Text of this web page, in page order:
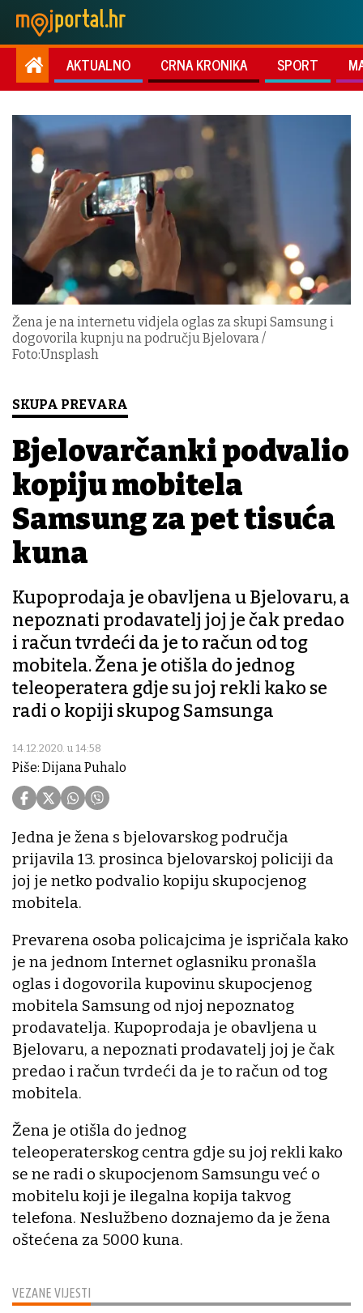
AKTUALNO CRNA KRONIKA SPORT
Žena je na internetu vidjela oglas za skupi Samsung i
dogovorila kupnju na području Bjelovara /
Foto:Unsplash
SKUPA PREVARA
Bjelovarčanki podvalio
kopiju mobitela
Samsung za pet tisuća
kuna
Kupoprodaja je obavljena u Bjelovaru, a
nepoznati prodavatelj joj je čak predao
i račun tvrdeći da je to račun od tog
mobitela. Žena je otišla do jednog
teleoperatera gdje su joj rekli kako se
radi o kopiji skupog Samsunga
14.12.2020. u 14:58
Piše: Dijana Puhalo
VEZANE VIJESTI
Jedna je žena s bjelovarskog područja
prijavila 13. prosinca bjelovarskoj policiji da
joj je netko podvalio kopiju skupocjenog
mobitela.
Prevarena osoba policajcima je ispričala kako
je na jednom Internet oglasniku pronašla
oglas i dogovorila kupovinu skupocjenog
mobitela Samsung od njoj nepoznatog
prodavatelja. Kupoprodaja je obavljena u
Bjelovaru, a nepoznati prodavatelj joj je čak
predao i račun tvrdeći da je to račun od tog
mobitela.
Žena je otišla do jednog
teleoperaterskog centra gdje su joj rekli kako
se ne radi o skupocjenom Samsungu već o
mobitelu koji je ilegalna kopija takvog
telefona. Neslužbeno doznajemo da je žena
oštećena za 5000 kuna.